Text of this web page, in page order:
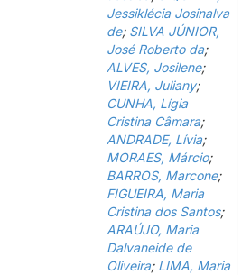
Jessiklécia Josinalva
de; SILVA JÚNIOR,
José Roberto da;
ALVES, Josilene;
VIEIRA, Juliany;
CUNHA, Lígia
Cristina Câmara;
ANDRADE, Lívia;
MORAES, Márcio;
BARROS, Marcone;
FIGUEIRA, Maria
Cristina dos Santos;
ARAÚJO, Maria
Dalvaneide de
Oliveira; LIMA, Maria